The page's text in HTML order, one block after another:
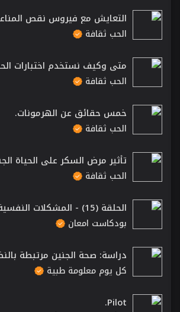
الحب ثقافة
متى وكيف نستخدم اختبارات
الحب ثقافة
خمس حقائق عن الهرمونات.
الحب ثقافة
تأثير مرض السكر على الحياة
الحب ثقافة
بودكاست امعان
كل يوم معلومة طبية
Pilot.